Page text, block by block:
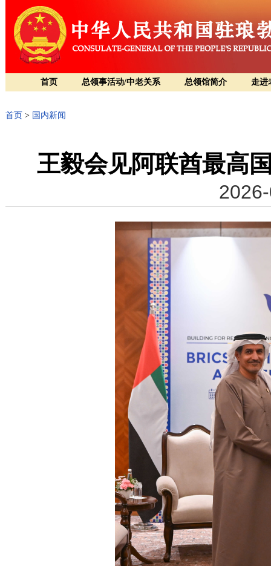
首页 总领事活动/中老关系 总领馆简介 走进
首页 > 国内新闻
王毅会见阿联酋最高